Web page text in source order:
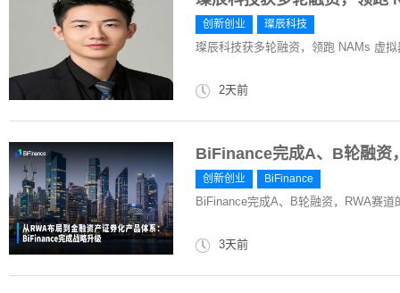
创新创业 璨辰科技
璨辰科技获多轮融资，领跑 NAMs 虚
2天前
​BiFinance完成A、B轮融资
创新创业 ​BiFinance
​BiFinance完成A、B轮融资，RWA赛道
3天前